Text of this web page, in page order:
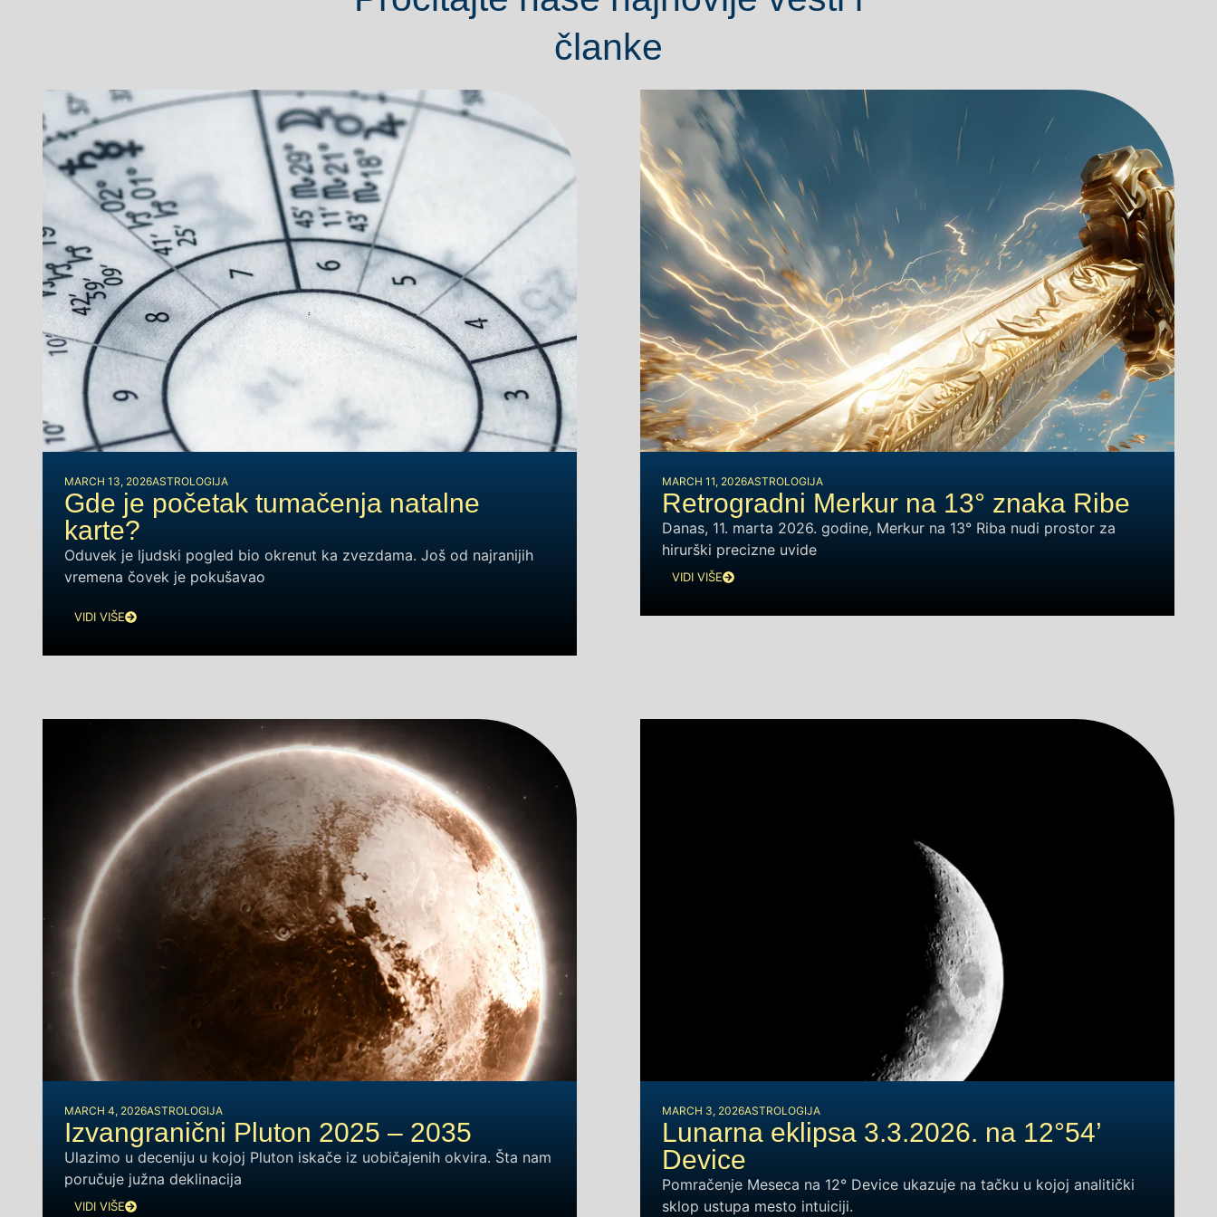
članke
MARCH 13, 2026ASTROLOGIJA
Gde je početak tumačenja natalne
karte?
Oduvek je ljudski pogled bio okrenut ka zvezdama. Još od najranijih
vremena čovek je pokušavao
VIDI VIŠE
MARCH 11, 2026ASTROLOGIJA
Retrogradni Merkur na 13° znaka Ribe
Danas, 11. marta 2026. godine, Merkur na 13° Riba nudi prostor za
hirurški precizne uvide
VIDI VIŠE
MARCH 4, 2026ASTROLOGIJA
Izvangranični Pluton 2025 – 2035
Ulazimo u deceniju u kojoj Pluton iskače iz uobičajenih okvira. Šta nam
poručuje južna deklinacija
VIDI VIŠE
MARCH 3, 2026ASTROLOGIJA
Lunarna eklipsa 3.3.2026. na 12°54’
Device
Pomračenje Meseca na 12° Device ukazuje na tačku u kojoj analitički
sklop ustupa mesto intuiciji.